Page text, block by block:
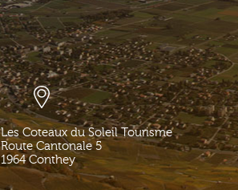
Les Coteaux du Soleil Tourisme
Route Cantonale 5
1964 Conthey